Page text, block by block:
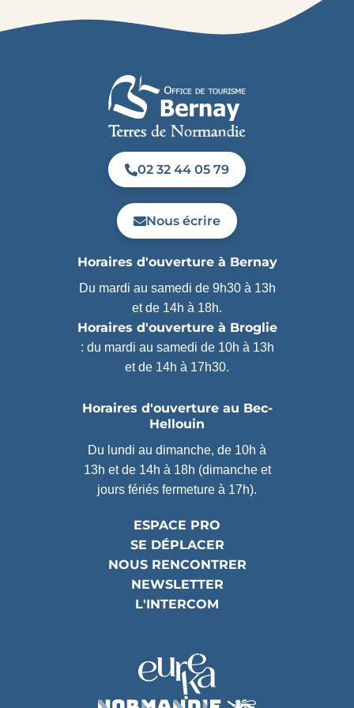
02 32 44 05 79
Nous écrire
Horaires d'ouverture à Bernay
Du mardi au samedi de 9h30 à 13h
et de 14h à 18h.
Horaires d'ouverture à Broglie
: du mardi au samedi de 10h à 13h
et de 14h à 17h30.
Horaires d'ouverture au Bec-
Hellouin
Du lundi au dimanche, de 10h à
13h et de 14h à 18h (dimanche et
jours fériés fermeture à 17h).
ESPACE PRO
SE DÉPLACER
NOUS RENCONTRER
NEWSLETTER
L'INTERCOM
Partenaires